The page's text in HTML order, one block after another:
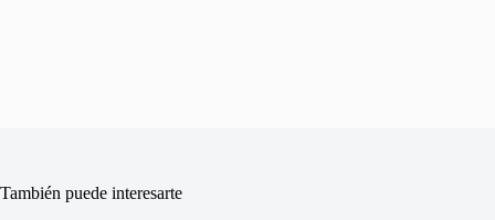
También puede interesarte